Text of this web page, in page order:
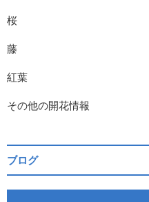
桜
藤
紅葉
その他の開花情報
ブログ